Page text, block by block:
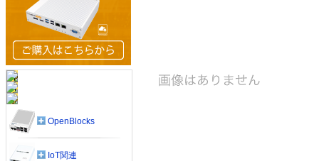
OpenBlocks
IoT関連